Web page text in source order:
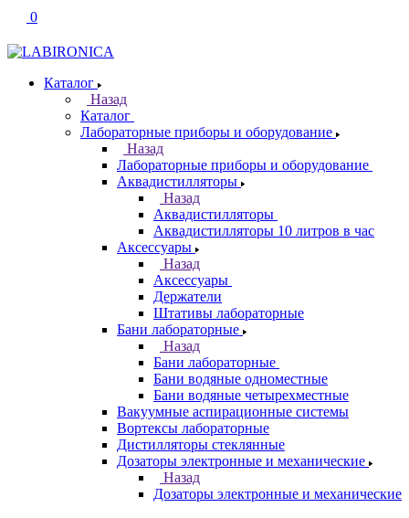
0
Каталог
Назад
Каталог
Лабораторные приборы и оборудование
Назад
Лабораторные приборы и оборудование
Аквадистилляторы
Назад
Аквадистилляторы
Аквадистилляторы 10 литров в час
Аксессуары
Назад
Аксессуары
Держатели
Штативы лабораторные
Бани лабораторные
Назад
Бани лабораторные
Бани водяные одноместные
Бани водяные четырехместные
Вакуумные аспирационные системы
Вортексы лабораторные
Дистилляторы стеклянные
Дозаторы электронные и механические
Назад
Дозаторы электронные и механические